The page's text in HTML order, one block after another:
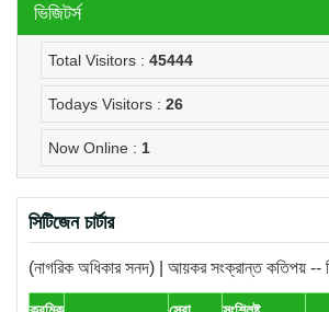
সিটিজেন চার্টার
(নাগরিক অধিকার সনদ) | আয়কর সংক্রান্ত কতিপয় --
ভিজিটর্স
Total Visitors : 45444
Todays Visitors : 26
Now Online : 1